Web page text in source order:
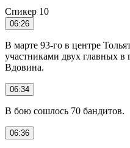
Спикер 10
06:26
В марте 93-го в центре
участниками двух главных в
Вдовина.
06:34
В бою сошлось 70 бандитов.
06:36